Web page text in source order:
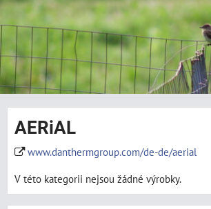
AERiAL
www.danthermgroup.com/de-de/aerial
V této kategorii nejsou žádné výrobky.